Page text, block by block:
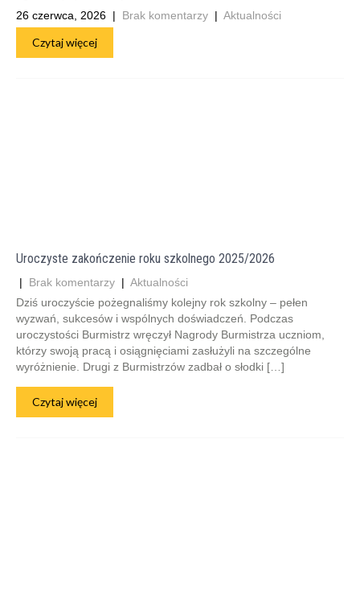
26 czerwca, 2026 | Brak komentarzy | Aktualności
Czytaj więcej
Uroczyste zakończenie roku szkolnego 2025/2026
| Brak komentarzy | Aktualności
Dziś uroczyście pożegnaliśmy kolejny rok szkolny – pełen
wyzwań, sukcesów i wspólnych doświadczeń. Podczas
uroczystości Burmistrz wręczył Nagrody Burmistrza uczniom,
którzy swoją pracą i osiągnięciami zasłużyli na szczególne
wyróżnienie. Drugi z Burmistrzów zadbał o słodki […]
Czytaj więcej